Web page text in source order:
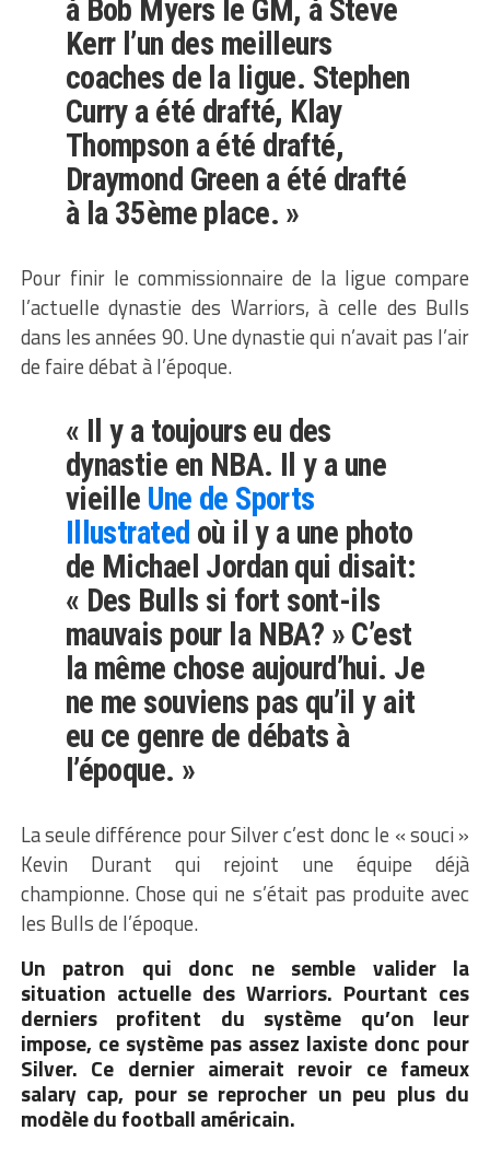
à Bob Myers le GM, à Steve
Kerr l’un des meilleurs
coaches de la ligue. Stephen
Curry a été drafté, Klay
Thompson a été drafté,
Draymond Green a été drafté
à la 35ème place. »
Pour finir le commissionnaire de la ligue compare
l’actuelle dynastie des Warriors, à celle des Bulls
dans les années 90. Une dynastie qui n’avait pas l’air
de faire débat à l’époque.
« Il y a toujours eu des
dynastie en NBA. Il y a une
vieille Une de Sports
Illustrated où il y a une photo
de Michael Jordan qui disait:
« Des Bulls si fort sont-ils
mauvais pour la NBA? » C’est
la même chose aujourd’hui. Je
ne me souviens pas qu’il y ait
eu ce genre de débats à
l’époque. »
La seule différence pour Silver c’est donc le « souci »
Kevin Durant qui rejoint une équipe déjà
championne. Chose qui ne s’était pas produite avec
les Bulls de l’époque.
Un patron qui donc ne semble valider la
situation actuelle des Warriors. Pourtant ces
derniers profitent du système qu’on leur
impose, ce système pas assez laxiste donc pour
Silver. Ce dernier aimerait revoir ce fameux
salary cap, pour se reprocher un peu plus du
modèle du football américain.